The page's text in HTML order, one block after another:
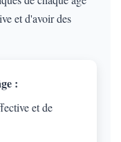
et d'avoir des
:
et de